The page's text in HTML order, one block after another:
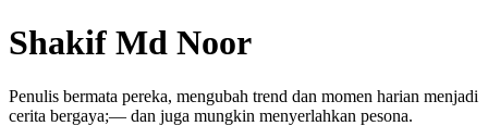
Shakif Md Noor
Penulis bermata pereka, mengubah trend dan momen harian menjadi
cerita bergaya;— dan juga mungkin menyerlahkan pesona.